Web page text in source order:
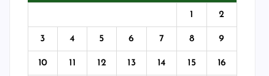
1 2
3 4 5 6 7 8 9
10 11 12 13 14 15 16